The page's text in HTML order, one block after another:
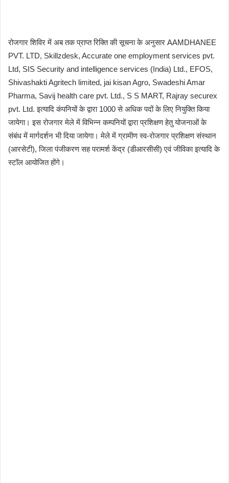
रोजगार शिविर में अब तक प्राप्त रिक्ति की सूचना के अनुसार AAMDHANEE
PVT. LTD, Skillzdesk, Accurate one employment services pvt.
Ltd, SIS Security and intelligence services (India) Ltd., EFOS,
Shivashakti Agritech limited, jai kisan Agro, Swadeshi Amar
Pharma, Savij health care pvt. Ltd., S S MART, Rajray securex
pvt. Ltd. इत्यादि कंपनियों के द्वारा 1000 से अधिक पदों के लिए नियुक्ति किया
जायेगा। इस रोजगार मेले में विभिन्न कम्पनियों द्वारा प्रशिक्षण हेतु योजनाओं के
संबंध में मार्गदर्शन भी दिया जायेगा। मेले में ग्रामीण स्व-रोजगार प्रशिक्षण संस्थान
(आरसेटी), जिला पंजीकरण सह परामर्श केंद्र (डीआरसीसी) एवं जीविका इत्यादि के
स्टॉल आयोजित होंगे।